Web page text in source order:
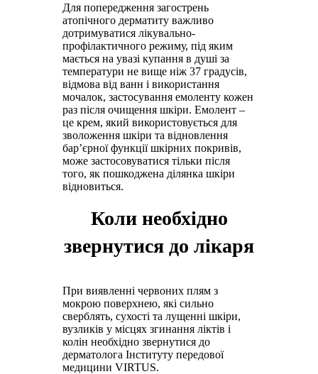
Для попередження загострень
атопічного дерматиту важливо
дотримуватися лікувально-
профілактичного режиму, під яким
мається на увазі купання в душі за
температури не вище ніж 37 градусів,
відмова від ванн і використання
мочалок, застосування емоленту кожен
раз після очищення шкіри. Емолент –
це крем, який використовується для
зволоження шкіри та відновлення
бар’єрної функції шкірних покривів,
може застосовуватися тільки після
того, як пошкоджена ділянка шкіри
відновиться.
Коли необхідно
звернутися до лікаря
При виявленні червоних плям з
мокрою поверхнею, які сильно
сверблять, сухості та лущенні шкіри,
вузликів у місцях згинання ліктів і
колін необхідно звернутися до
дерматолога Інституту передової
медицини VIRTUS.